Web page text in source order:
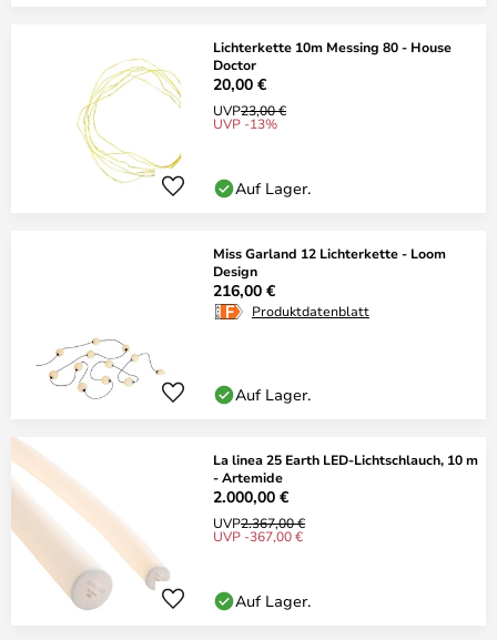
Lichterkette 10m Messing 80 - House
Doctor
20,00 €
UVP23,00 €
UVP -13%
Auf Lager.
Miss Garland 12 Lichterkette - Loom
Design
216,00 €
Produktdatenblatt
Auf Lager.
La linea 25 Earth LED-Lichtschlauch, 10 m
- Artemide
2.000,00 €
UVP2.367,00 €
UVP -367,00 €
Auf Lager.